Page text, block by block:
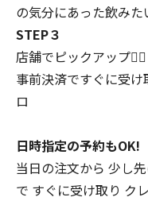
の気分にあった飲み
STEP３
店舗でピックアップ🏃‍♀️
事前決済ですぐに受
ロ
日時指定の予約もOK!
当日の注文から 少し
で すぐに受け取り ク